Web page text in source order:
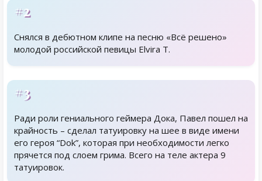
#2
Снялся в дебютном клипе на песню «Всё решено»
молодой российской певицы Elvira T.
#3
Ради роли гениального геймера Дока, Павел пошел на
крайность – сделал татуировку на шее в виде имени
его героя “Dok”, которая при необходимости легко
прячется под слоем грима. Всего на теле актера 9
татуировок.